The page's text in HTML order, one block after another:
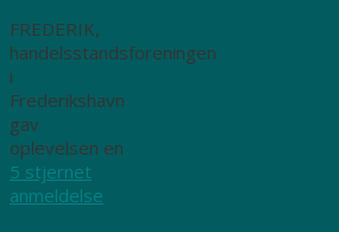
FREDERIK,
handelsstandsforeningen
i
Frederikshavn
gav
oplevelsen en
5 stjernet
anmeldelse